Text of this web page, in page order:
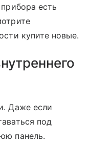
есть
купите новые.
Даже если
под
панель.